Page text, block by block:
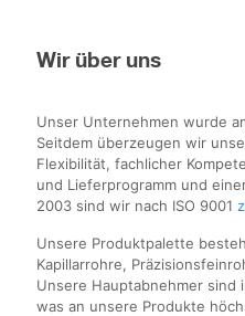
Wir über uns
Unser Unternehmen wurde
Seitdem überzeugen wir
Flexibilität, fachlicher
und Lieferprogramm und
2003 sind wir nach ISO 9001
Unsere Produktpalette
Kapillarrohre,
Unsere Hauptabnehmer sind
was an unsere Produkte